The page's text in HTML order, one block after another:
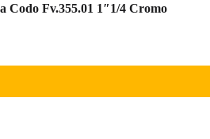
Codo Fv.355.01 1″1/4 Cromo